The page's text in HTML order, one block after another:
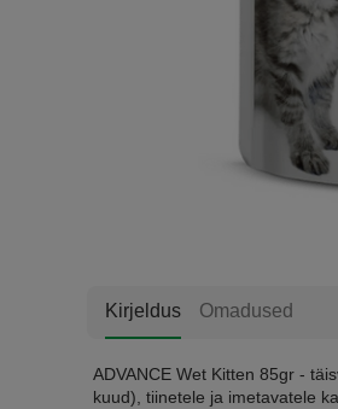
Kirjeldus Omadused
ADVANCE Wet Kitten 85gr -
kuud), tiinetele ja imetavatele